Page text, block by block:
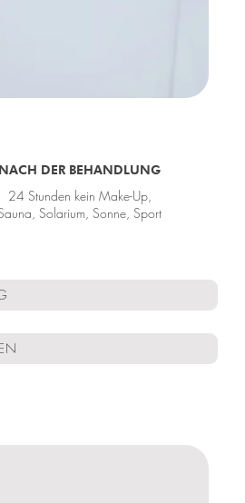
NACH DER BEHANDLUNG
24 Stunden kein Make-Up,
Solarium, Sonne, Sport